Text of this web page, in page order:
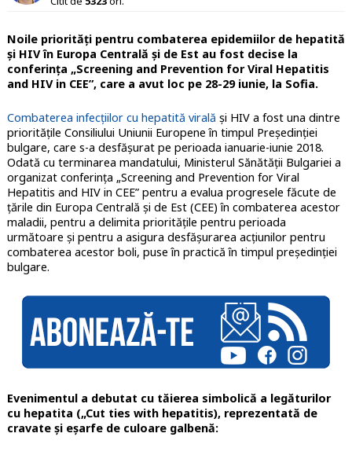
Noile priorități pentru combaterea epidemiilor de hepatită
și HIV în Europa Centrală și de Est au fost decise la
conferința „Screening and Prevention for Viral Hepatitis
and HIV in CEE”, care a avut loc pe 28-29 iunie, la Sofia.
Combaterea infecțiilor cu hepatită virală și HIV a fost una dintre
prioritățile Consiliului Uniunii Europene în timpul Președinției
bulgare, care s-a desfășurat pe perioada ianuarie-iunie 2018.
Odată cu terminarea mandatului, Ministerul Sănătății Bulgariei a
organizat conferința „Screening and Prevention for Viral
Hepatitis and HIV in CEE” pentru a evalua progresele făcute de
țările din Europa Centrală și de Est (CEE) în combaterea acestor
maladii, pentru a delimita prioritățile pentru perioada
următoare și pentru a asigura desfășurarea acțiunilor pentru
combaterea acestor boli, puse în practică în timpul președinției
bulgare.
Evenimentul a debutat cu tăierea simbolică a legăturilor
cu hepatita („Cut ties with hepatitis), reprezentată de
cravate și eșarfe de culoare galbenă: